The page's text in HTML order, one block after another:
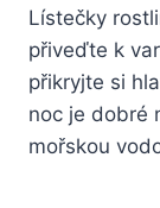
Lístečky
přiveďte k
přikryjte si
noc je dobré
mořskou